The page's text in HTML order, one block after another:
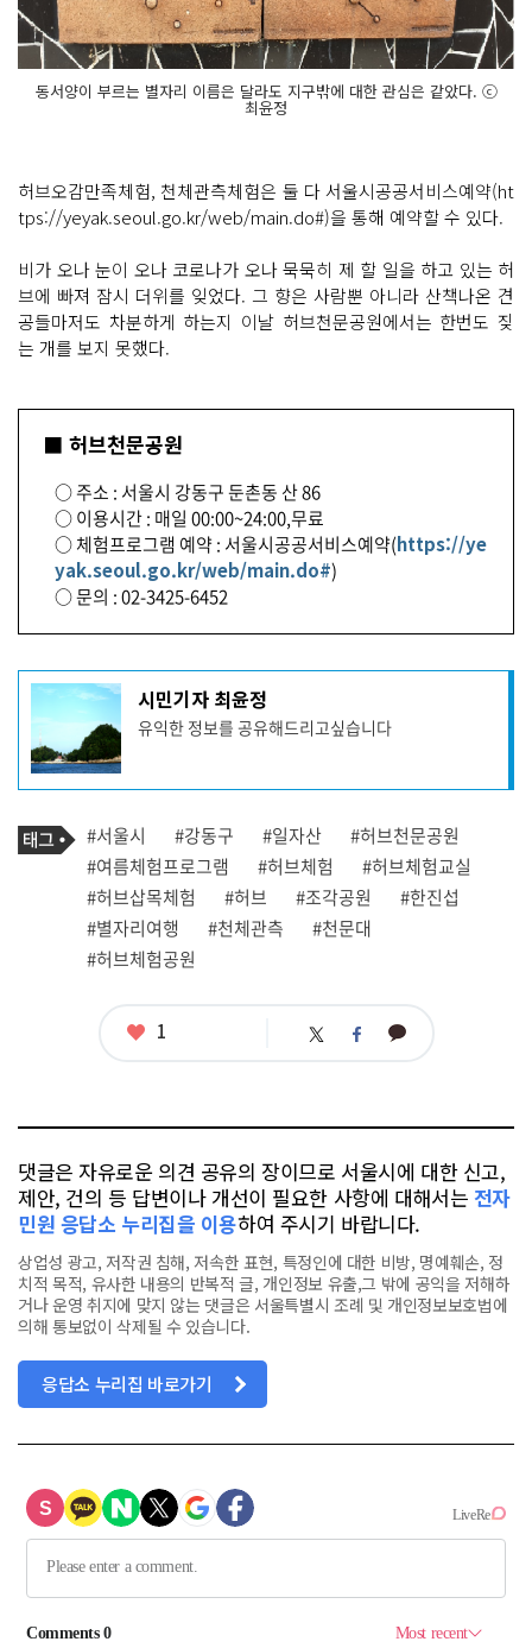
동서양이 부르는 별자리 이름은 달라도 지구밖에 대한 관심은 같았다. ⓒ
최윤정
허브오감만족체험, 천체관측체험은 둘 다 서울시공공서비스예약(ht
tps://yeyak.seoul.go.kr/web/main.do#)을 통해 예약할 수 있다.
비가 오나 눈이 오나 코로나가 오나 묵묵히 제 할 일을 하고 있는 허
브에 빠져 잠시 더위를 잊었다. 그 향은 사람뿐 아니라 산책나온 견
공들마저도 차분하게 하는지 이날 허브천문공원에서는 한번도 짖
는 개를 보지 못했다.
■ 허브천문공원
○ 주소 : 서울시 강동구 둔촌동 산 86
○ 이용시간 : 매일 00:00~24:00,무료
○ 체험프로그램 예약 : 서울시공공서비스예약(https://ye
yak.seoul.go.kr/web/main.do#)
○ 문의 : 02-3425-6452
기
사
작
성
자
프
필
시민기자 최윤정
유익한 정보를 공유해드리고싶습니다
기
사
관
련
태
그
태
그
#서울시 #강동구 #일자산
#허브천문공원
#여름체험프로그램
#허브체험
#허브체험교실
#허브삽목체험
#허브 #조각공원
#한진섭
#별자리여행
#천체관측
#천문대
#허브체험공원
좋1 트 페 카
댓글은 자유로운 의견 공유의 장이므로 서울시에 대한 신고,
제안, 건의 등 답변이나 개선이 필요한 사항에 대해서는 전자
민원 응답소 누리집을 이용하여 주시기 바랍니다.
상업성 광고, 저작권 침해, 저속한 표현, 특정인에 대한 비방, 명예훼손, 정
치적 목적, 유사한 내용의 반복적 글, 개인정보 유출,그 밖에 공익을 저해하
거나 운영 취지에 맞지 않는 댓글은 서울특별시 조례 및 개인정보보호법에
의해 통보없이 삭제될 수 있습니다.
응답소 누리집 바로가기